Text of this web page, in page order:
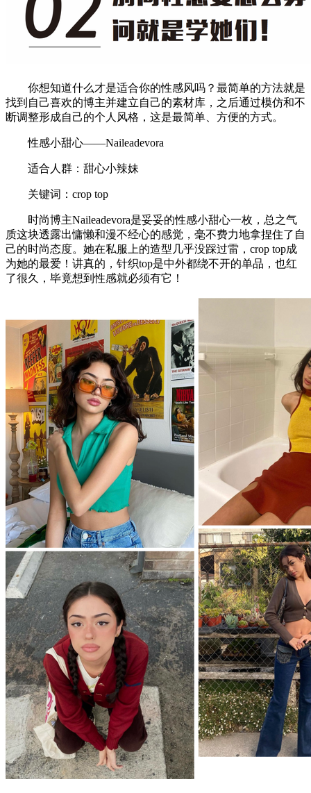
你想知道什么才是适合你的性感风吗？最简单的方法就是
找到自己喜欢的博主并建立自己的素材库，之后通过模仿和不
断调整形成自己的个人风格，这是最简单、方便的方式。
性感小甜心——Naileadevora
适合人群：甜心小辣妹
关键词：crop top
时尚博主Naileadevora是妥妥的性感小甜心一枚，总之气
质这块透露出慵懒和漫不经心的感觉，毫不费力地拿捏住了自
己的时尚态度。她在私服上的造型几乎没踩过雷，crop top成
为她的最爱！讲真的，针织top是中外都绕不开的单品，也红
了很久，毕竟想到性感就必须有它！